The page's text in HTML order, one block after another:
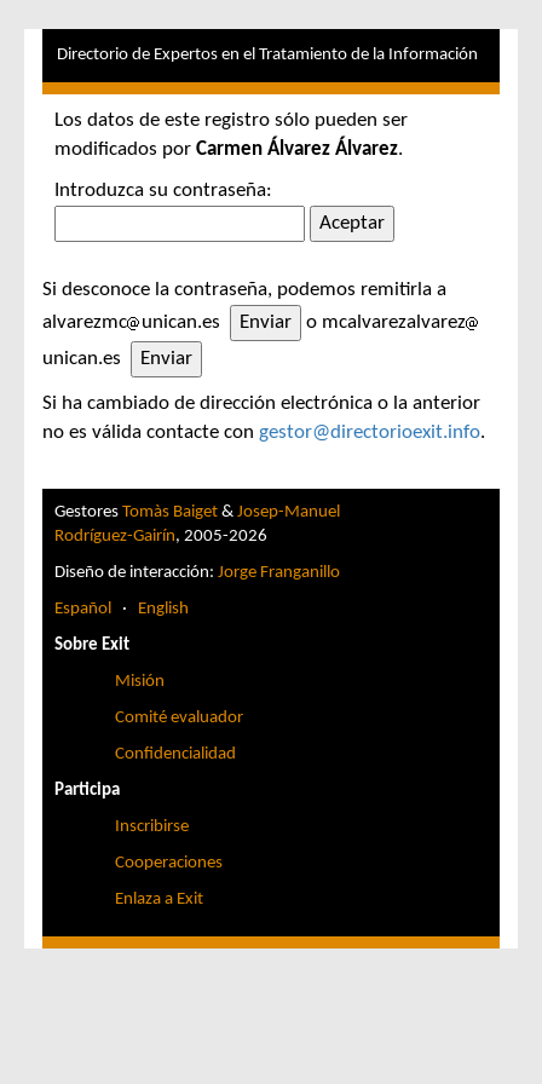
Directorio de Expertos en el Tratamiento de la Información
Los datos de este registro sólo pueden ser
modificados por Carmen Álvarez Álvarez.
Introduzca su contraseña:
Si desconoce la contraseña, podemos remitirla a
alvarezmc
unican.es
o mcalvarezalvarez
unican.es
Si ha cambiado de dirección electrónica o la anterior
no es válida contacte con gestor@directorioexit.info.
Gestores Tomàs Baiget & Josep-Manuel
Rodríguez-Gairín, 2005-2026
Diseño de interacción: Jorge Franganillo
Español · English
Sobre Exit
Misión
Comité evaluador
Confidencialidad
Participa
Inscribirse
Cooperaciones
Enlaza a Exit